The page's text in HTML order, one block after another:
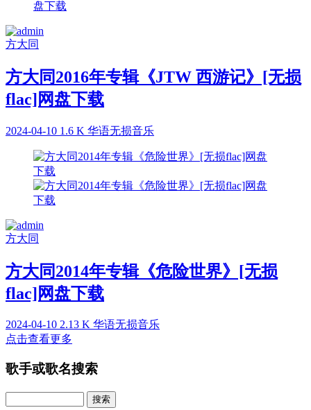
方大同
方大同2016年专辑《JTW 西游记》[无损
flac]网盘下载
2024-04-10 1.6 K 华语无损音乐
方大同
方大同2014年专辑《危险世界》[无损
flac]网盘下载
2024-04-10 2.13 K 华语无损音乐
点击查看更多
歌手或歌名搜索